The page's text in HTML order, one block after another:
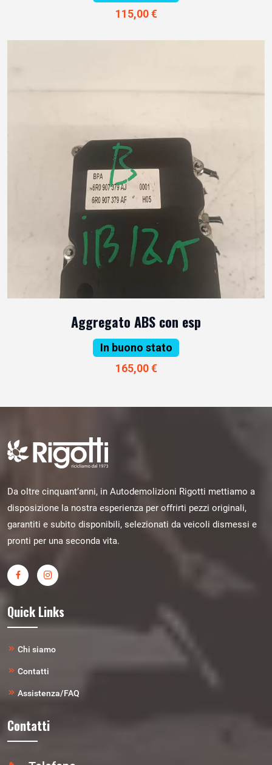
115,00 €
Aggregato ABS con esp
In buono stato
165,00 €
Da oltre cinquant’anni, in Autodemolizioni Rigotti mettiamo a
disposizione la nostra esperienza per offrirti pezzi originali,
garantiti e subito disponibili, selezionati da veicoli dismessi e
pronti per una seconda vita.
Quick Links
Chi siamo
Contatti
Assistenza/FAQ
Contatti